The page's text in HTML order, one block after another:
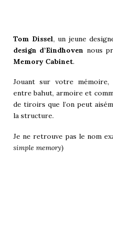
Tom Dissel, un jeune
design d’Eindhoven nous
Memory Cabinet.
Jouant sur votre
entre bahut, armoire et
de tiroirs que l’on peut
la structure.
Je ne retrouve pas le nom
simple memory)